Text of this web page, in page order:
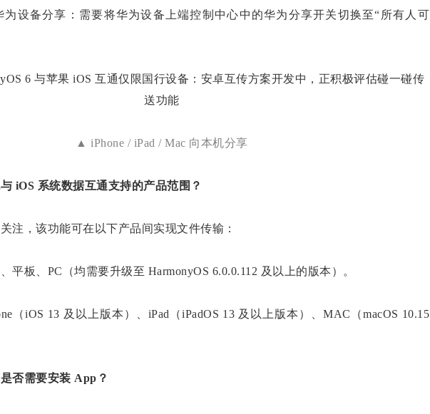
为设备分享：需要将华为设备上端控制中心中的华为分享开关切换至“所有人可
▲ iPhone / iPad / Mac 向本机分享
系统数据互通支持的产品范围？
注，该功能可在以下产品间实现文件传输：
平板、PC（均需要升级至 HarmonyOS 6.0.0.112 及以上的版本）。
（iOS 13 及以上版本）、iPad（iPadOS 13 及以上版本）、MAC（macOS 10.15
需要安装 App？